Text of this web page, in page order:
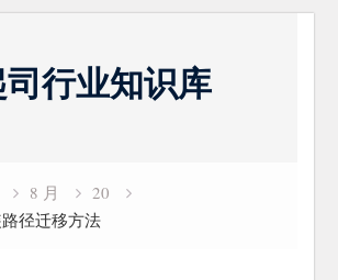
行业知识库
8 月
20
径迁移方法